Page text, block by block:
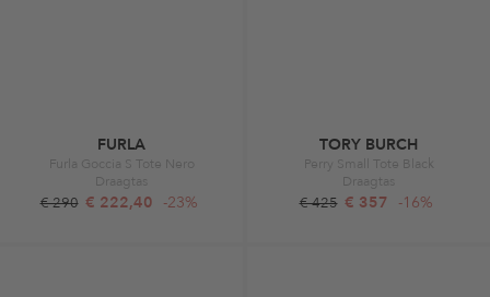
FURLA
Furla Goccia S Tote Nero
Draagtas
€ 290 € 222,40 -23%
TORY BURCH
Perry Small Tote Black
Draagtas
€ 425 € 357 -16%